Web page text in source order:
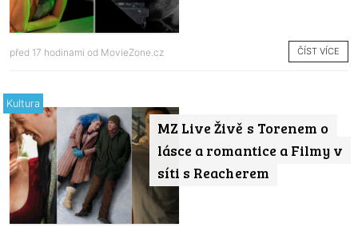
před 17 hodinami od MovieZone.cz ČÍST VÍCE
MZ Live Živě s Torenem o
lásce a romantice a Filmy v
síti s Reacherem
Kultura